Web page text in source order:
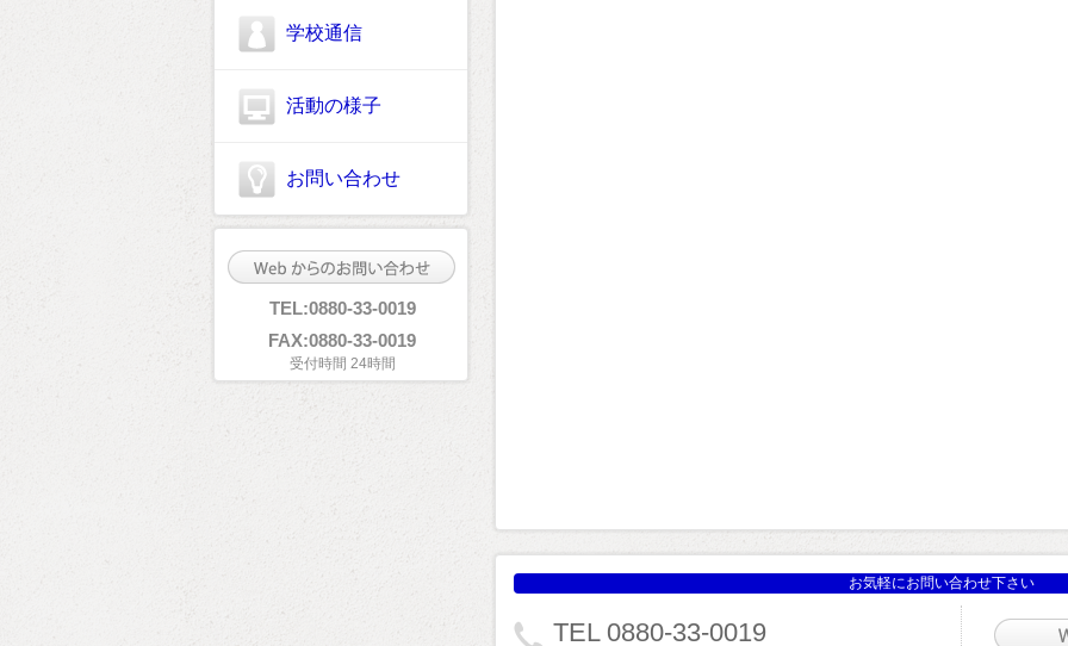
学校通信
活動の様子
お問い合わせ
TEL:0880-33-0019
FAX:0880-33-0019
受付時間 24時間
お気軽にお問い合わせ下さい
TEL 0880-33-0019